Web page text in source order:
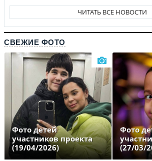
ЧИТАТЬ ВСЕ НОВОСТИ
СВЕЖИЕ ФОТО
Фото детей
участников проекта
(19/04/2026)
Фото
(27/03/